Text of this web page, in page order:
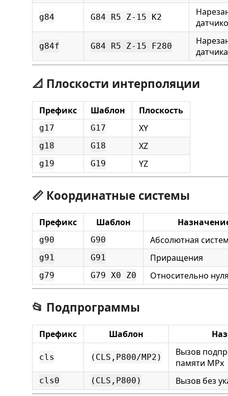
g84 G84 R5 Z-15 K2
g84f G84 R5 Z-15 F280
датчика
📐 Плоскости интерполяции
Префикс Шаблон Плоскость
g17 G17 XY
g18 G18 XZ
g19 G19 YZ
📏 Координатные системы
Префикс Шаблон
g90 G90 Абсолютная
g91 G91 Приращения
g79 G79 X0 Z0 Относительно
📂 Подпрограммы
Префикс Шаблон
cls (CLS,P800/MP2)
Вызов
памяти MPx
cls0 (CLS,P800) Вызов без